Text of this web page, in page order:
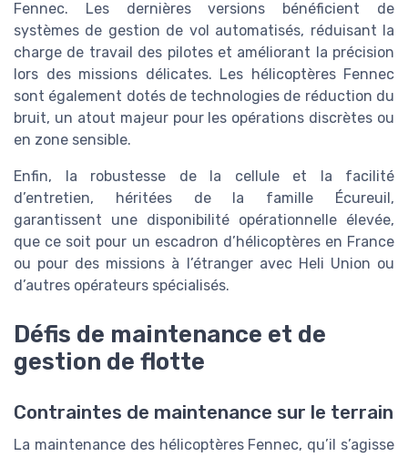
Fennec. Les dernières versions bénéficient de
systèmes de gestion de vol automatisés, réduisant la
charge de travail des pilotes et améliorant la précision
lors des missions délicates. Les hélicoptères Fennec
sont également dotés de technologies de réduction du
bruit, un atout majeur pour les opérations discrètes ou
en zone sensible.
Enfin, la robustesse de la cellule et la facilité
d’entretien, héritées de la famille Écureuil,
garantissent une disponibilité opérationnelle élevée,
que ce soit pour un escadron d’hélicoptères en France
ou pour des missions à l’étranger avec Heli Union ou
d’autres opérateurs spécialisés.
Défis de maintenance et de
gestion de flotte
Contraintes de maintenance sur le terrain
La maintenance des hélicoptères Fennec, qu’il s’agisse